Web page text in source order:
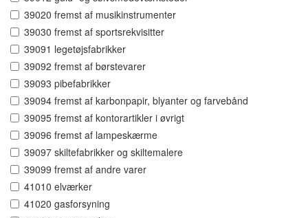
39020 fremst af musikinstrumenter
39030 fremst af sportsrekvisitter
39091 legetøjsfabrikker
39092 fremst af børstevarer
39093 pibefabrikker
39094 fremst af karbonpapir, blyanter og farvebånd
39095 fremst af kontorartikler i øvrigt
39096 fremst af lampeskærme
39097 skiltefabrikker og skiltemalere
39099 fremst af andre varer
41010 elværker
41020 gasforsyning